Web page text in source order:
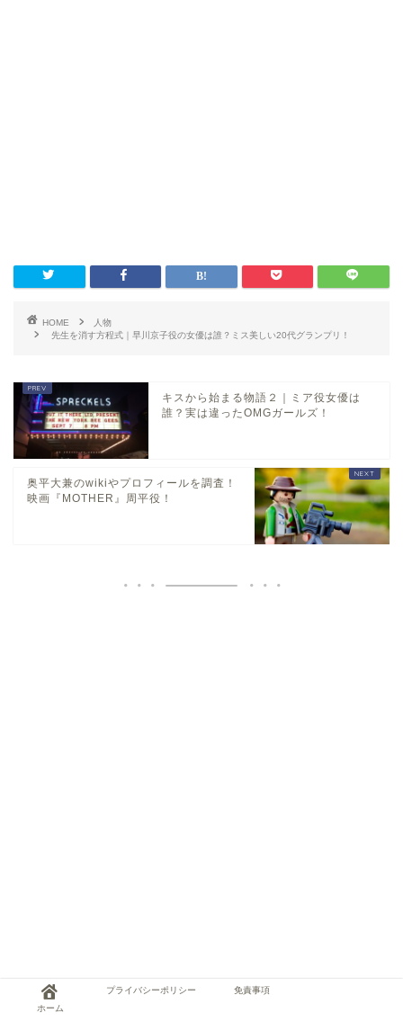
HOME
人物
先生を消す方程式｜早川京子役の女優は誰？ミス美しい20代グランプリ！
キスから始まる物語２｜ミア役女優は
誰？実は違ったOMGガールズ！
奥平大兼のwikiやプロフィールを調査！
映画『MOTHER』周平役！
ホーム
プライバシーポリシー 免責事項